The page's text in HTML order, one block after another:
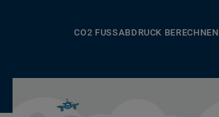
CO2 FUSSABDRUCK BERECHNEN